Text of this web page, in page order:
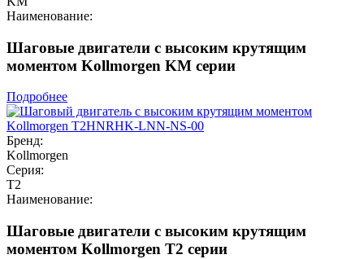
Наименование:
Шаговые двигатели с высоким крутящим
моментом Kollmorgen KM серии
Подробнее
Бренд:
Kollmorgen
Серия:
T2
Наименование:
Шаговые двигатели с высоким крутящим
моментом Kollmorgen T2 серии